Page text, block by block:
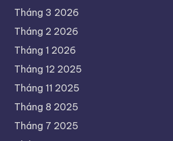
Tháng 3 2026
Tháng 2 2026
Tháng 1 2026
Tháng 12 2025
Tháng 11 2025
Tháng 8 2025
Tháng 7 2025